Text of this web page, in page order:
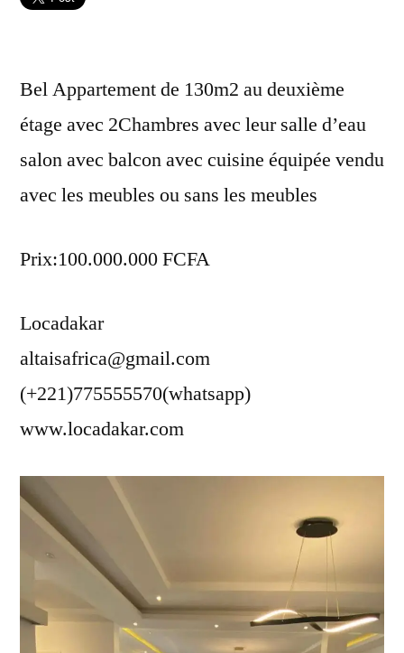
Bel Appartement de 130m2 au deuxième
étage avec 2Chambres avec leur salle d’eau
salon avec balcon avec cuisine équipée vendu
avec les meubles ou sans les meubles
Prix:100.000.000 FCFA
Locadakar
altaisafrica@gmail.com
(+221)775555570(whatsapp)
www.locadakar.com